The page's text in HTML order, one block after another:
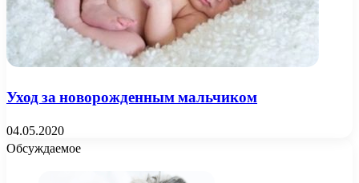
Уход за новорожденным мальчиком
04.05.2020
Обсуждаемое